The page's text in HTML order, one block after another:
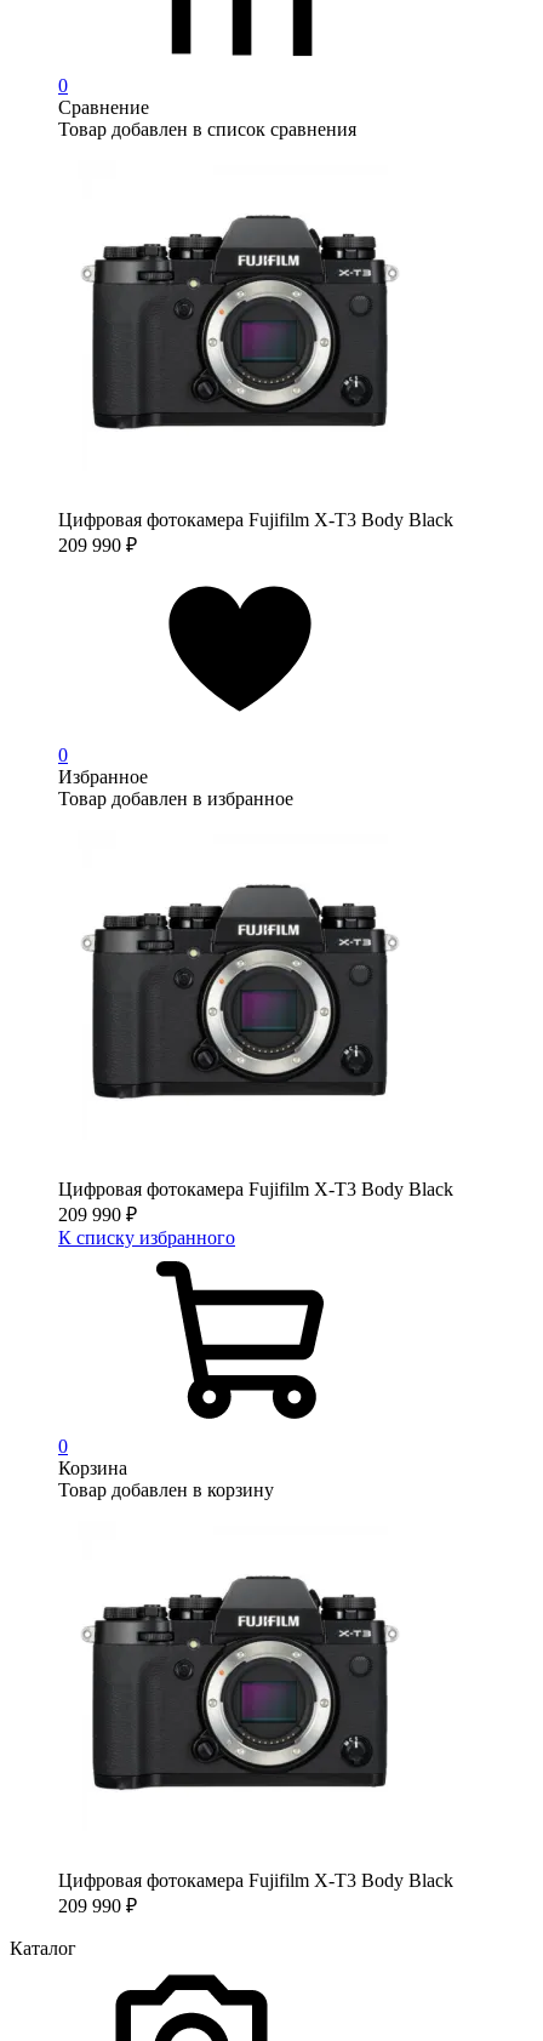
0
Сравнение
Товар добавлен в список сравнения
Цифровая фотокамера Fujifilm X-T3 Body Black
209 990 ₽
0
Избранное
Товар добавлен в избранное
Цифровая фотокамера Fujifilm X-T3 Body Black
209 990 ₽
К списку избранного
0
Корзина
Товар добавлен в корзину
Цифровая фотокамера Fujifilm X-T3 Body Black
209 990 ₽
Каталог